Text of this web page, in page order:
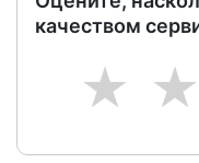
качеством
2
1